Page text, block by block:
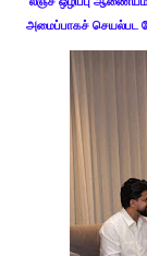
அமைப்பாகச் செயல்பட